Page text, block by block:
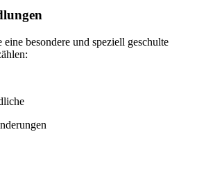
besondere und speziell geschulte